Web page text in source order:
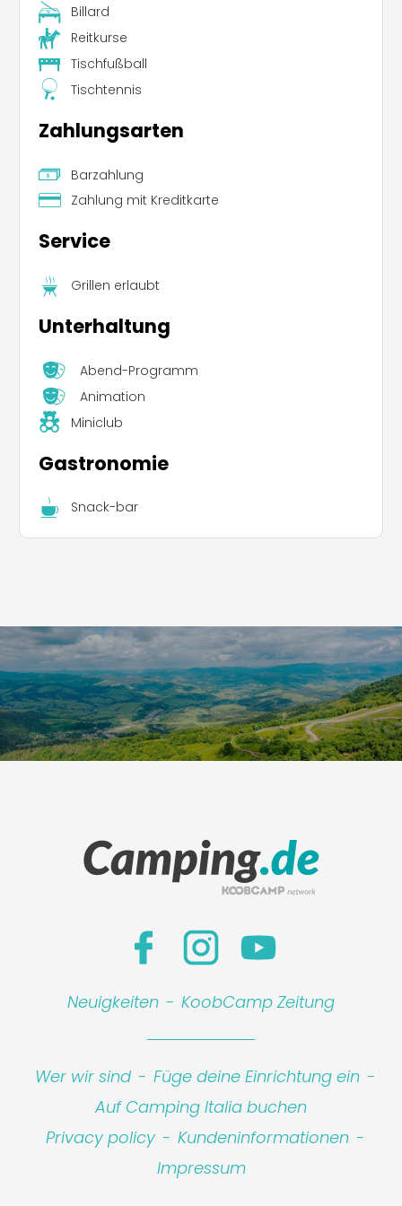
Leaflet |©Koobcamp S.r.l.
Billard
Reitkurse
Tischfußball
Tischtennis
Zahlungsarten
Barzahlung
Zahlung mit Kreditkarte
Service
Grillen erlaubt
Unterhaltung
Abend-Programm
Animation
Miniclub
Gastronomie
Snack-bar
Neuigkeiten - KoobCamp Zeitung
Wer wir sind - Füge deine Einrichtung ein -
Auf Camping Italia buchen
Privacy policy - Kundeninformationen -
Impressum